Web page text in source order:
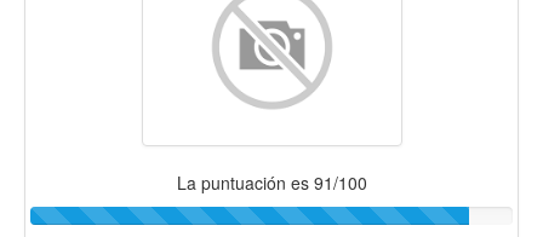
La puntuación es 91/100